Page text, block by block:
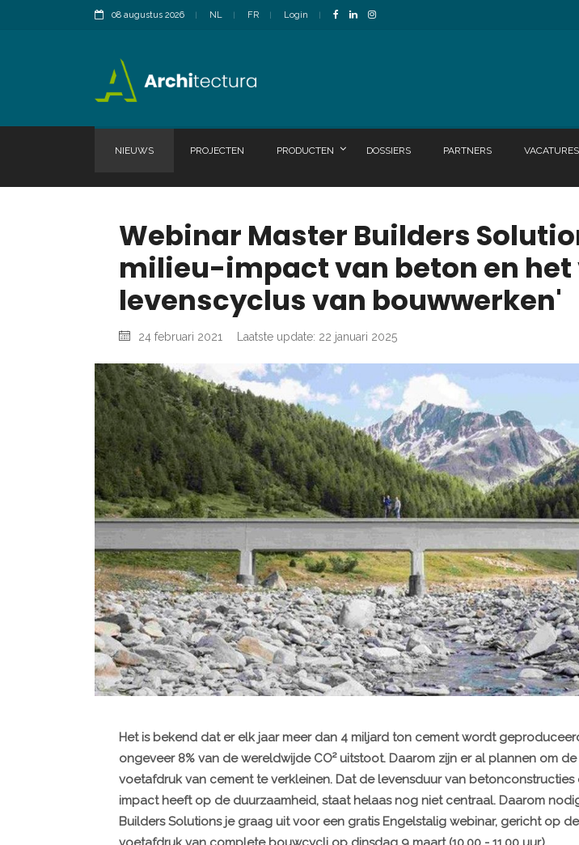
08 augustus 2026 NL FR Login
NIEUWS PROJECTEN PRODUCTEN DOSSIERS PARTNERS VACATURES
Webinar Master Builders
milieu-impact van beton en het
levenscyclus van bouwwerken'
24 februari 2021 Laatste update: 22 januari 2025
Het is bekend dat er elk jaar meer dan 4 miljard ton cement wordt
ongeveer 8% van de wereldwijde CO² uitstoot. Daarom zijn er al plannen om de
voetafdruk van cement te verkleinen. Dat de levensduur van betonconstructies
impact heeft op de duurzaamheid, staat helaas nog niet centraal. Daarom
Builders Solutions je graag uit voor een gratis Engelstalig webinar, gericht op